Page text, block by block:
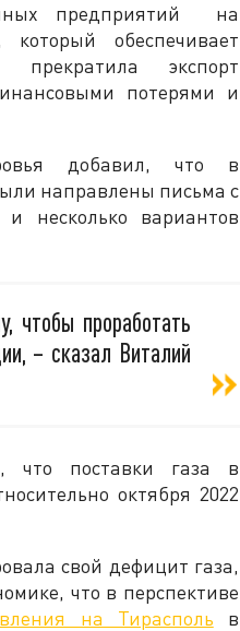
предприятий на
обеспечивает
прекратила экспорт
потерями и
добавил, что в
направлены письма с
несколько вариантов
проработать
– сказал Виталий
что поставки газа в
октября 2022
свой дефицит газа,
что в перспективе
на Тирасполь в